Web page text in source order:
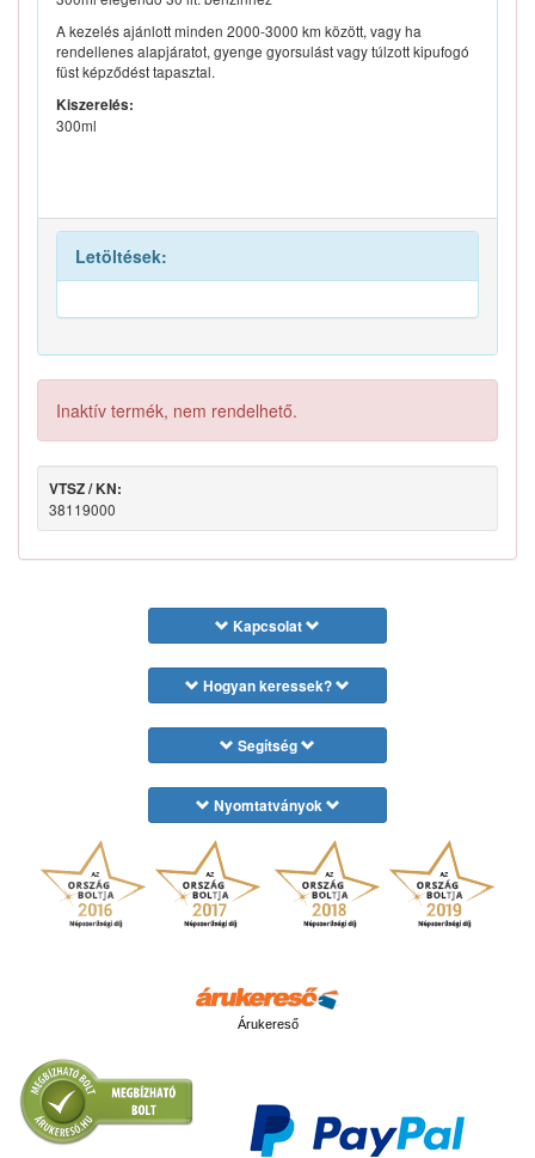
A kezelés ajánlott minden 2000-3000 km között, vagy ha
rendellenes alapjáratot, gyenge gyorsulást vagy túlzott kipufogó
füst képződést tapasztal.
Kiszerelés:
300ml
Letöltések:
Inaktív termék, nem rendelhető.
VTSZ / KN:
38119000
Kapcsolat
Hogyan keressek?
Segítség
Nyomtatványok
Árukereső